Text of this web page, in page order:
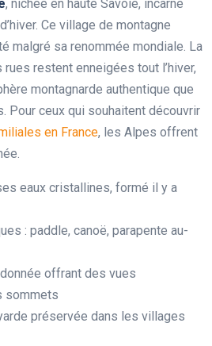
, nichée en haute Savoie, incarne
Ce village de montagne
malgré sa renommée mondiale. La
restent enneigées tout l’hiver,
montagnarde authentique que
Pour ceux qui souhaitent découvrir
en France, les Alpes offrent
eaux cristallines, formé il y a
: paddle, canoë, parapente au-
offrant des vues
sommets
préservée dans les villages